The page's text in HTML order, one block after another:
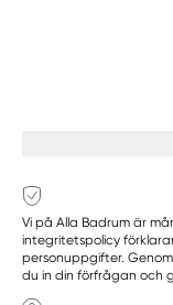
Vi på Alla Badrum är
integritetspolicy
personuppgifter.
du in din förfrågan och